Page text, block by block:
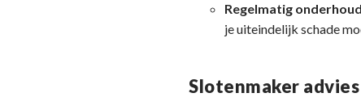
Regelmatig onderhoud
je uiteindelijk schade
Slotenmaker advies